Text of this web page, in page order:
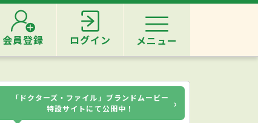
会員登録 ログイン メニュー
「ドクターズ・ファイル」ブランドムービー
特設サイトにて公開中！
›